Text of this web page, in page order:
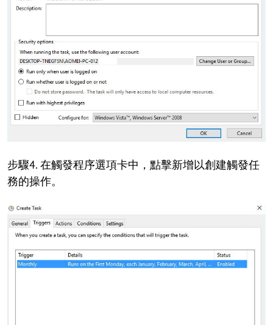
步驟4. 在觸發程序選項卡中，點擊新增以創建觸發任
務的操作。